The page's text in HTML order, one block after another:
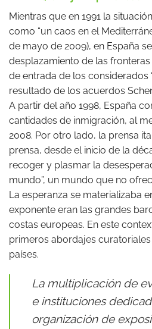
Mientras que en 1991 la
como “un caos en el
de mayo de 2009), en España
desplazamiento de las
de entrada de los considerados
resultado de los acuerdos
A partir del año 1998, España
cantidades de inmigración, al
2008. Por otro lado, la prensa
prensa, desde el inicio de la
recoger y plasmar la
mundo”, un mundo que no
La esperanza se materializaba
exponente eran las grandes
costas europeas. En este
primeros abordajes
países.
La multiplicación de
e instituciones
organización de